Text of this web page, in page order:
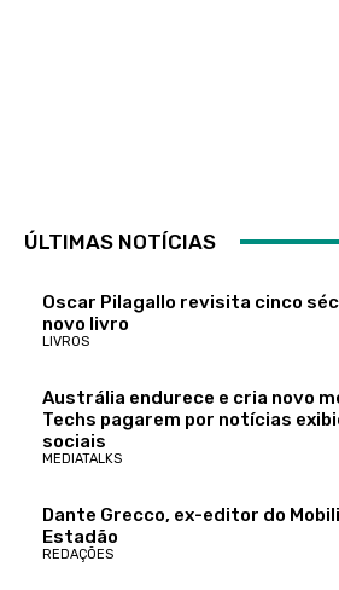
ÚLTIMAS NOTÍCIAS
Oscar Pilagallo revisita cinco
novo livro
LIVROS
Austrália endurece e cria novo
Techs pagarem por notícias
sociais
MEDIATALKS
Dante Grecco, ex-editor do
Estadão
REDAÇÕES